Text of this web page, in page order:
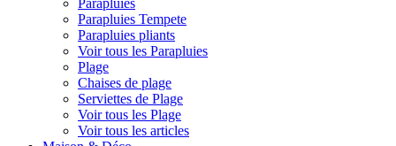
Parapluies
Parapluies Tempete
Parapluies pliants
Voir tous les Parapluies
Plage
Chaises de plage
Serviettes de Plage
Voir tous les Plage
Voir tous les articles